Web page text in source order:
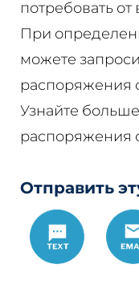
потребовать
При
можете
распоряжения
Узнайте
распоряжения
Отправить
Text